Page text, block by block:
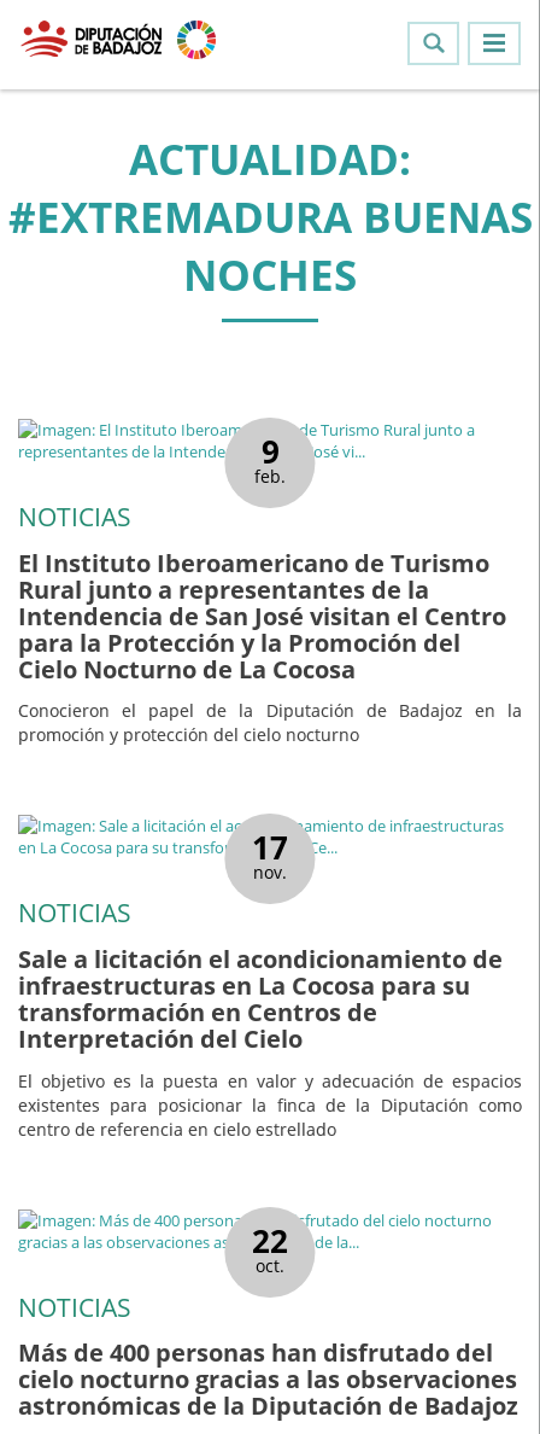
ACTUALIDAD:
#EXTREMADURA BUENAS
NOCHES
9
feb.
NOTICIAS
El Instituto Iberoamericano de Turismo
Rural junto a representantes de la
Intendencia de San José visitan el Centro
para la Protección y la Promoción del
Cielo Nocturno de La Cocosa
Conocieron el papel de la Diputación de Badajoz en la
promoción y protección del cielo nocturno
17
nov.
NOTICIAS
Sale a licitación el acondicionamiento de
infraestructuras en La Cocosa para su
transformación en Centros de
Interpretación del Cielo
El objetivo es la puesta en valor y adecuación de espacios
existentes para posicionar la finca de la Diputación como
centro de referencia en cielo estrellado
22
oct.
NOTICIAS
Más de 400 personas han disfrutado del
cielo nocturno gracias a las observaciones
astronómicas de la Diputación de Badajoz